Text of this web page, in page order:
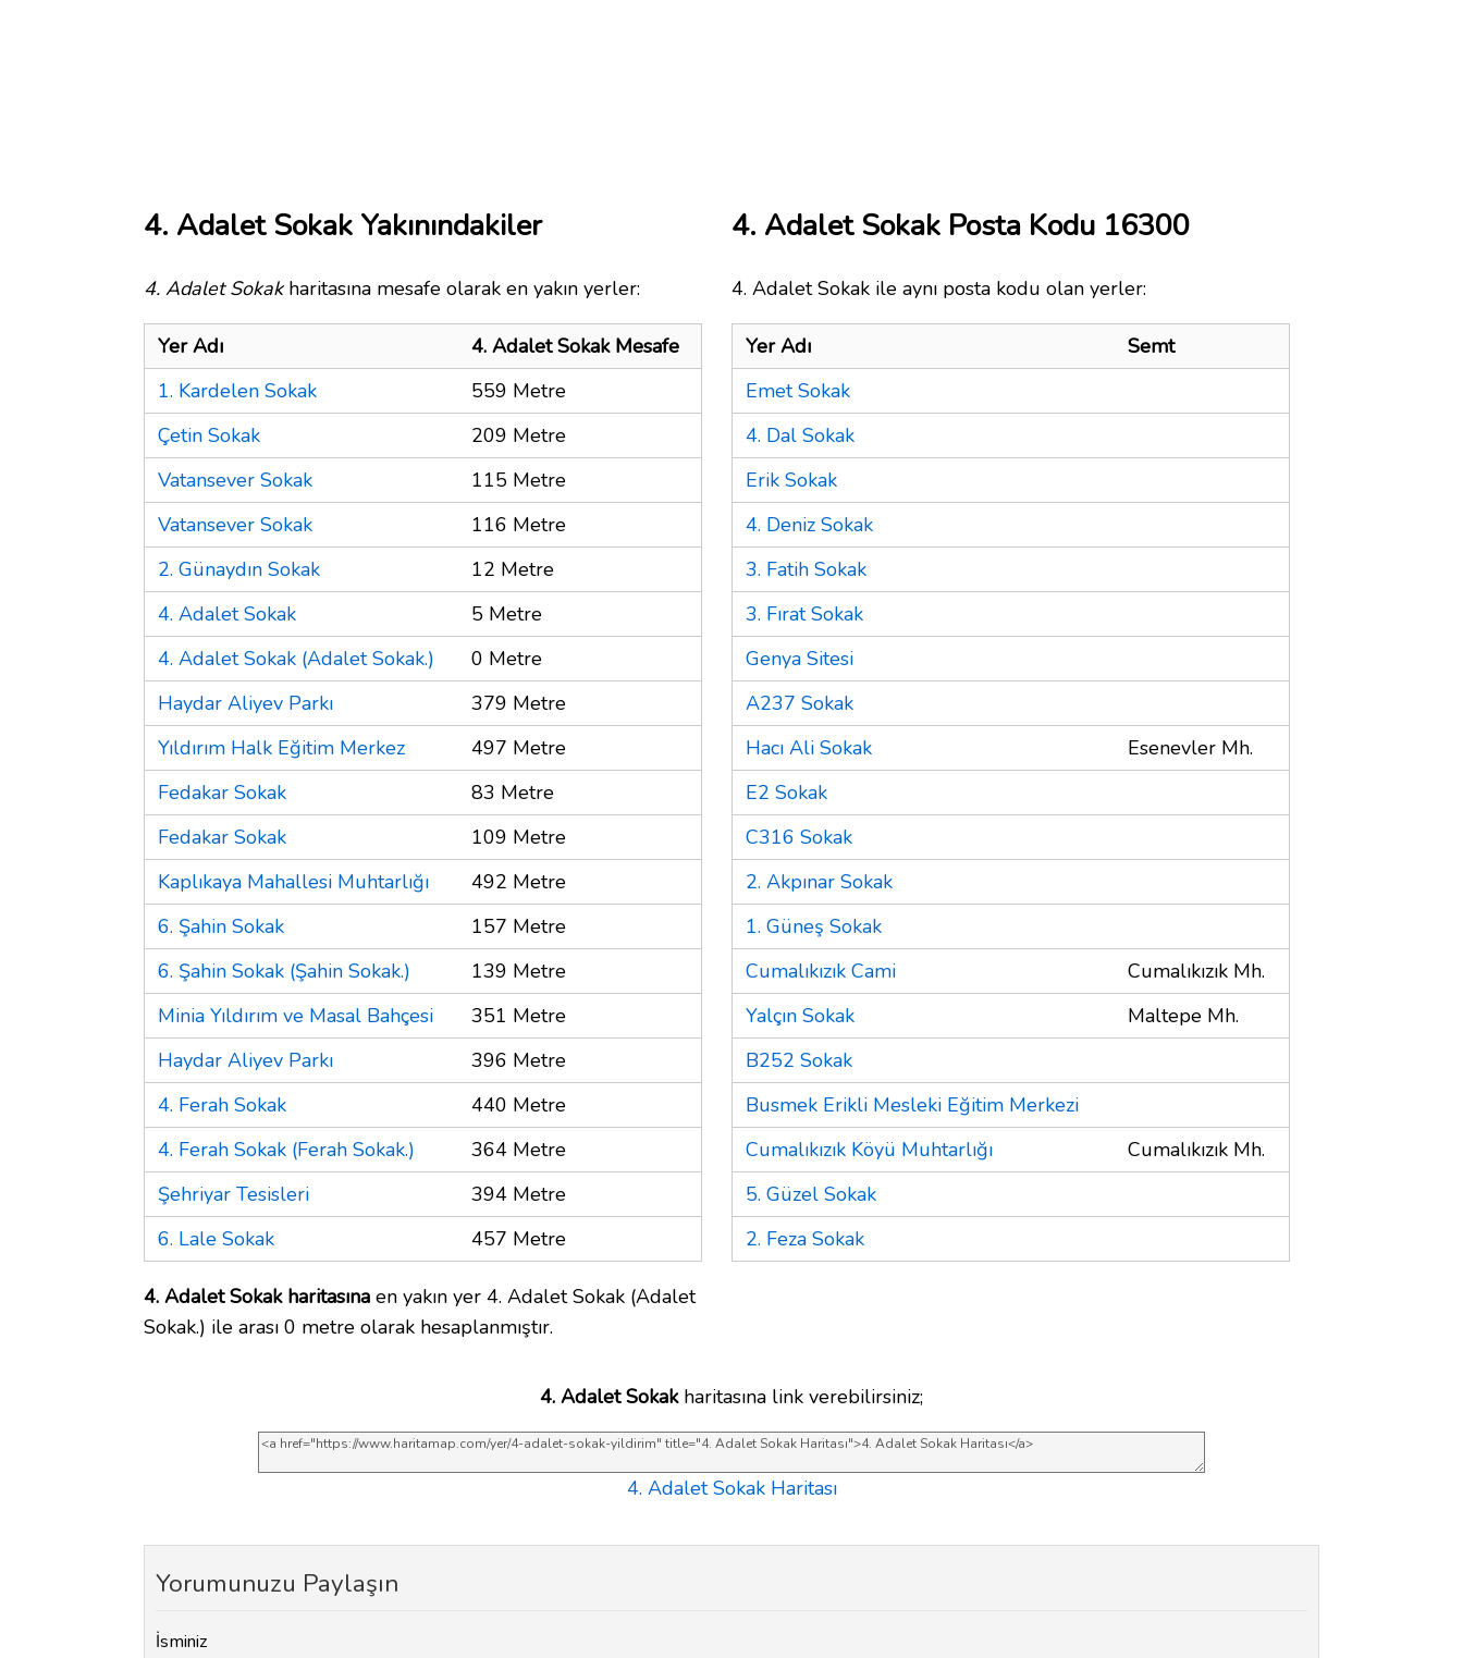
4. Adalet Sokak Yakınındakiler
4. Adalet Sokakharitasına mesafe olarak en yakın yerler:
Yer Adı
4. Adalet Sokak Mesafe
1. Kardelen Sokak
559 Metre
Çetin Sokak
209 Metre
Vatansever Sokak
115 Metre
Vatansever Sokak
116 Metre
2. Günaydın Sokak
12 Metre
4. Adalet Sokak
5 Metre
4. Adalet Sokak (Adalet Sokak.)
0 Metre
Haydar Aliyev Parkı
379 Metre
Yıldırım Halk Eğitim Merkez
497 Metre
Fedakar Sokak
83 Metre
Fedakar Sokak
109 Metre
Kaplıkaya Mahallesi Muhtarlığı
492 Metre
6. Şahin Sokak
157 Metre
6. Şahin Sokak (Şahin Sokak.)
139 Metre
Minia Yıldırım ve Masal Bahçesi
351 Metre
Haydar Aliyev Parkı
396 Metre
4. Ferah Sokak
440 Metre
4. Ferah Sokak (Ferah Sokak.)
364 Metre
Şehriyar Tesisleri
394 Metre
6. Lale Sokak
457 Metre
4. Adalet Sokak haritasına en yakın yer 4. Adalet Sokak (Adalet
Sokak.) ile arası 0 metre olarak hesaplanmıştır.
4. Adalet Sokak Posta Kodu 16300
4. Adalet Sokak ile aynı posta kodu olan yerler:
Yer Adı
Semt
Emet Sokak
4. Dal Sokak
Erik Sokak
4. Deniz Sokak
3. Fatih Sokak
3. Fırat Sokak
Genya Sitesi
A237 Sokak
Hacı Ali Sokak
Esenevler Mh.
E2 Sokak
C316 Sokak
2. Akpınar Sokak
1. Güneş Sokak
Cumalıkızık Cami
Cumalıkızık Mh.
Yalçın Sokak
Maltepe Mh.
B252 Sokak
Busmek Erikli Mesleki Eğitim Merkezi
Cumalıkızık Köyü Muhtarlığı
Cumalıkızık Mh.
5. Güzel Sokak
2. Feza Sokak
4. Adalet Sokakharitasına link verebilirsiniz;
4. Adalet Sokak Haritası
Yorumunuzu Paylaşın
İsminiz